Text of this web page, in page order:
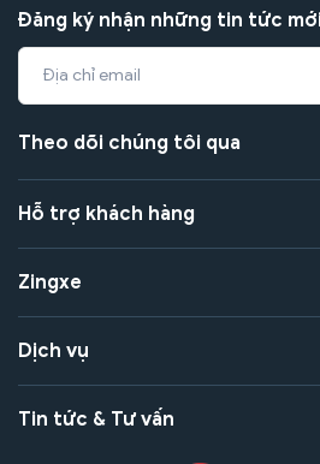
Đăng ký nhận những tin tức
Theo dõi chúng tôi qua
Hỗ trợ khách hàng
Zingxe
Dịch vụ
Tin tức & Tư vấn